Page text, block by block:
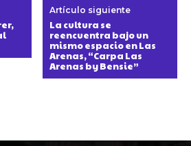
Artículo siguiente
La cultura se
reencuentra bajo un
mismo espacio en Las
Arenas, “Carpa Las
Arenas by Bensie”